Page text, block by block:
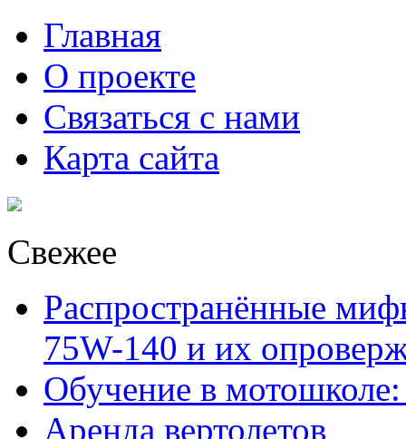
Главная
О проекте
Связаться с нами
Карта сайта
Свежее
Распространённые
75W-140 и их
Обучение в
Аренда вертолетов